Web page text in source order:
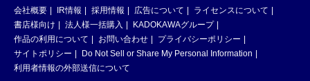
会社概要 IR情報 採用情報 広告について
ライセンスについて
書店様向け
法人様一括購入
KADOKAWAグループ
作品の利用について
お問い合わせ
プライバシーポリシー
サイトポリシー
Do Not Sell or Share My Personal Information
利用者情報の外部送信について